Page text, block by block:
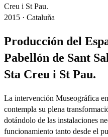
Creu i St Pau.
2015 · Cataluña
Producción del
Pabellón de Sant
Sta Creu i St Pau.
La intervención Museográfica
contempla su plena
dotándolo de las instalaciones
funcionamiento tanto desde el